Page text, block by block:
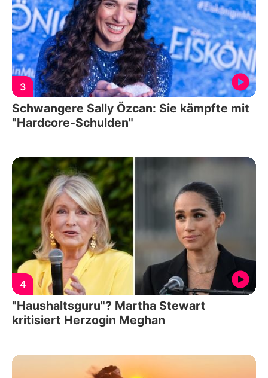
3
Schwangere Sally Özcan: Sie kämpfte mit
"Hardcore-Schulden"
4
"Haushaltsguru"? Martha Stewart
kritisiert Herzogin Meghan